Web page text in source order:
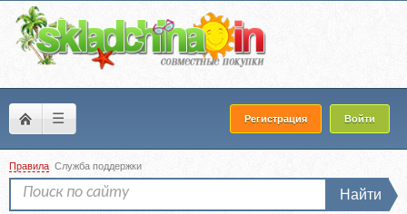
☰ Регистрация Войти
Правила Служба поддержки
Найти